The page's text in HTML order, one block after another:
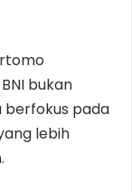
bukan
berfokus pada
lebih